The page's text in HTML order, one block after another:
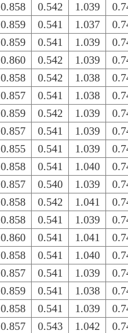
0.858 0.542 1.039
0.859 0.541 1.037
0.859 0.541 1.039
0.860 0.542 1.039
0.858 0.542 1.038
0.857 0.541 1.038
0.859 0.542 1.039
0.857 0.541 1.039
0.855 0.541 1.039
0.858 0.541 1.040
0.857 0.540 1.039
0.858 0.542 1.041
0.858 0.541 1.039
0.860 0.541 1.041
0.858 0.541 1.040
0.857 0.541 1.039
0.859 0.541 1.038
0.858 0.541 1.039
0.857 0.543 1.042